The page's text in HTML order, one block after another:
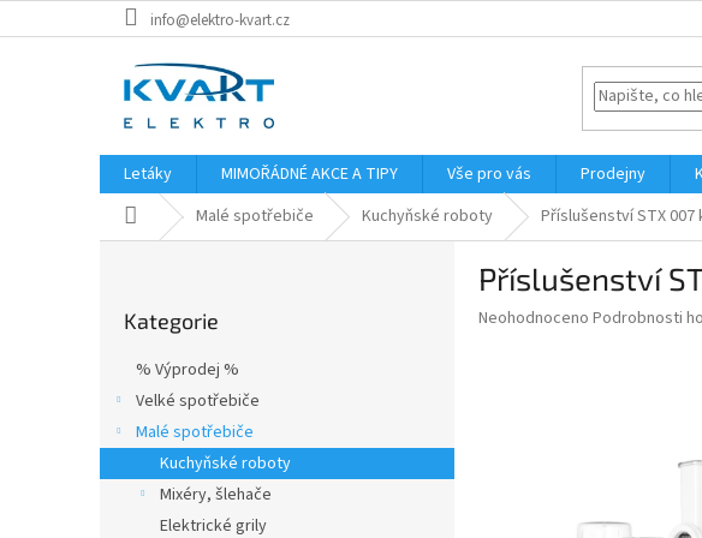
na
info@elektro-kvart.cz
Letáky MIMOŘÁDNÉ AKCE A TIPY Vše pro vás Prodejny
Domů Malé spotřebiče Kuchyňské roboty Příslušenství STX
kategorie
Kategorie
% Výprodej %
Velké spotřebiče
Malé spotřebiče
Kuchyňské roboty
Mixéry, šlehače
Elektrické grily
Příslušenství
Průměrné
Neohodnoceno Podrobnosti